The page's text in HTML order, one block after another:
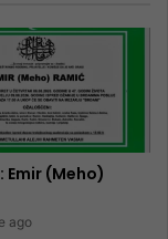
Emir (Meho)
ago